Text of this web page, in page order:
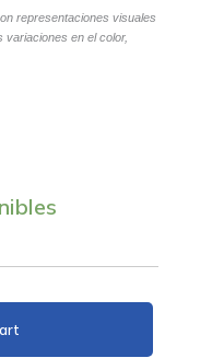
representaciones visuales
variaciones en el color,